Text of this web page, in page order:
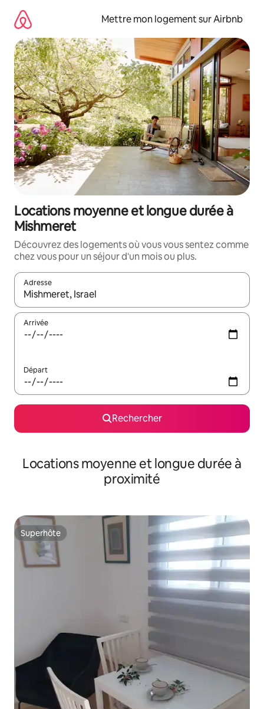
directement
contenu
Mettre mon logement sur Airbnb
Locations moyenne et longue durée à
Mishmeret
Découvrez des logements où vous vous sentez comme
chez vous pour un séjour d'un mois ou plus.
Adresse
Lorsque les résultats s'affichent, utilisez les flèches vers le
Arrivée
Départ
Rechercher
Locations moyenne et longue durée à
proximité
Superhôte
Superhôte